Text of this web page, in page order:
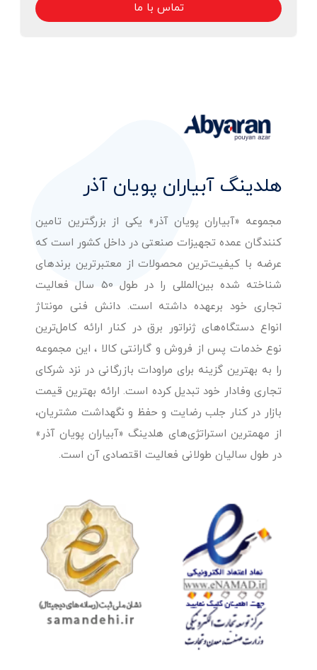
تماس با ما
هلدینگ آبیاران پویان آذر
مجموعه «آبیاران پویان آذر» یکی از بزرگترین تامین
کنندگان عمده تجهیزات صنعتی در داخل کشور است که
عرضه با کیفیت‌ترین محصولات از معتبرترین برندهای
شناخته شده بین‌المللی را در طول 50 سال فعالیت
تجاری خود برعهده داشته است. دانش فنی مونتاژ
انواع دستگاه‌های ژنراتور برق در کنار ارائه کامل‌ترین
نوع خدمات پس از فروش و گارانتی کالا ، این مجموعه
را به بهترین گزینه برای مراودات بازرگانی در نزد شرکای
تجاری وفادار خود تبدیل کرده است. ارائه بهترین قیمت
بازار در کنار جلب رضایت و حفظ و نگهداشت مشتریان،
از مهمترین استراتژی‌های هلدینگ «آبیاران پویان آذر»
در طول سالیان طولانی فعالیت اقتصادی آن است.